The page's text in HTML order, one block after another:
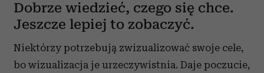
Dobrze wiedzieć, czego się chce.
Jeszcze lepiej to zobaczyć.
Niektórzy potrzebują zwizualizować swoje cele,
bo wizualizacja je urzeczywistnia. Daje poczucie,